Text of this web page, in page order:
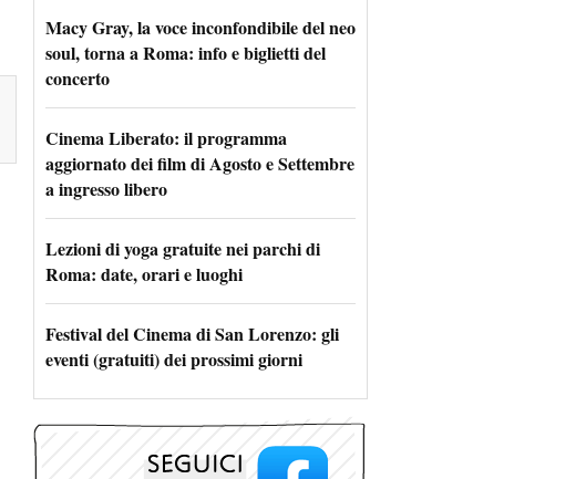
Macy Gray, la voce inconfondibile del neo
soul, torna a Roma: info e biglietti del
concerto
Cinema Liberato: il programma
aggiornato dei film di Agosto e Settembre
a ingresso libero
Lezioni di yoga gratuite nei parchi di
Roma: date, orari e luoghi
Festival del Cinema di San Lorenzo: gli
eventi (gratuiti) dei prossimi giorni